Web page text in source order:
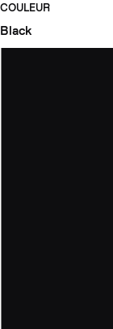
COULEUR
Black